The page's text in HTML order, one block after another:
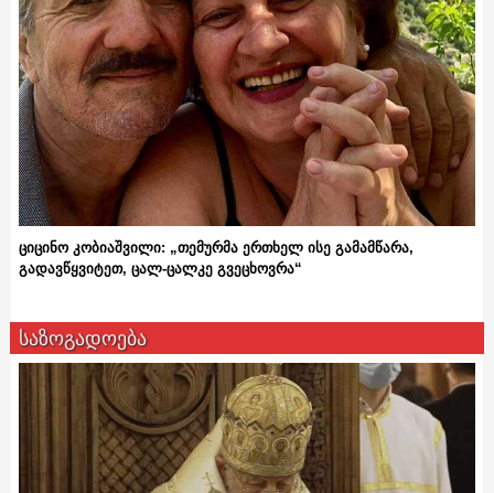
ციცინო კობიაშვილი: „თემურმა ერთხელ ისე გამამწარა,
გადავწყვიტეთ, ცალ-ცალკე გვეცხოვრა“
საზოგადოება